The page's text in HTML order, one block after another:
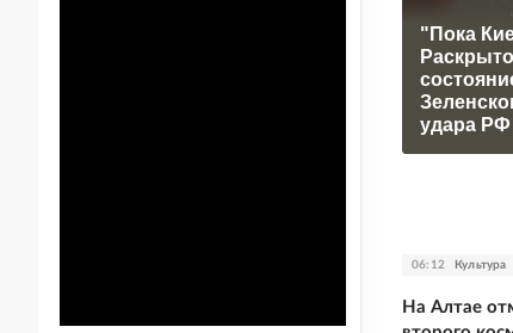
"Пока
Раскрыто
удара РФ
06:12 Культура
На Алтае